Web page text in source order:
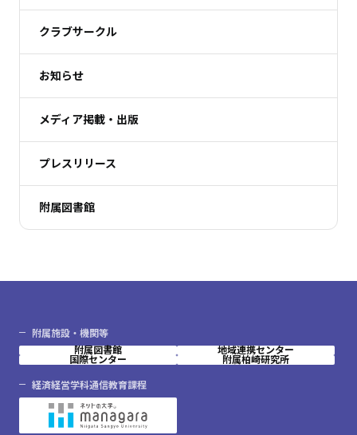
クラブサークル
お知らせ
メディア掲載・出版
プレスリリース
附属図書館
附属施設・機関等
附属図書館
地域連携センター
国際センター
附属柏崎研究所
経済経営学科通信教育課程